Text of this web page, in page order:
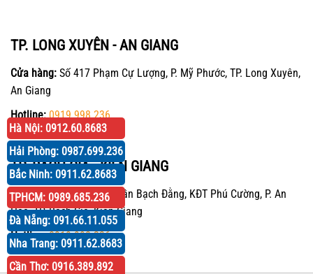
TP. LONG XUYÊN - AN GIANG
Cửa hàng: Số 417 Phạm Cự Lượng, P. Mỹ Phước, TP. Long Xuyên,
An Giang
Hotline: 0919.998.236
TP. RẠCH GIÁ - KIÊN GIANG
Cửa hàng:P30 Căn 07 Trần Bạch Đằng, KĐT Phú Cường, P. An
Hòa, TP. Rạch Giá, Kiên Giang
Hotline: 0919.998.236
Hà Nội: 0912.60.8683
Hải Phòng: 0987.699.236
Bắc Ninh: 0911.62.8683
TPHCM: 0989.685.236
Đà Nẵng: 091.66.11.055
Nha Trang: 0911.62.8683
Cần Thơ: 0916.389.892